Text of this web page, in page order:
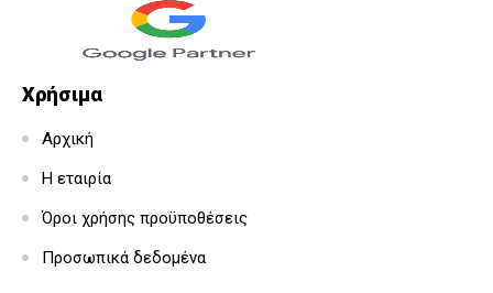
Χρήσιμα
Αρχική
Η εταιρία
Όροι χρήσης προϋποθέσεις
Προσωπικά δεδομένα